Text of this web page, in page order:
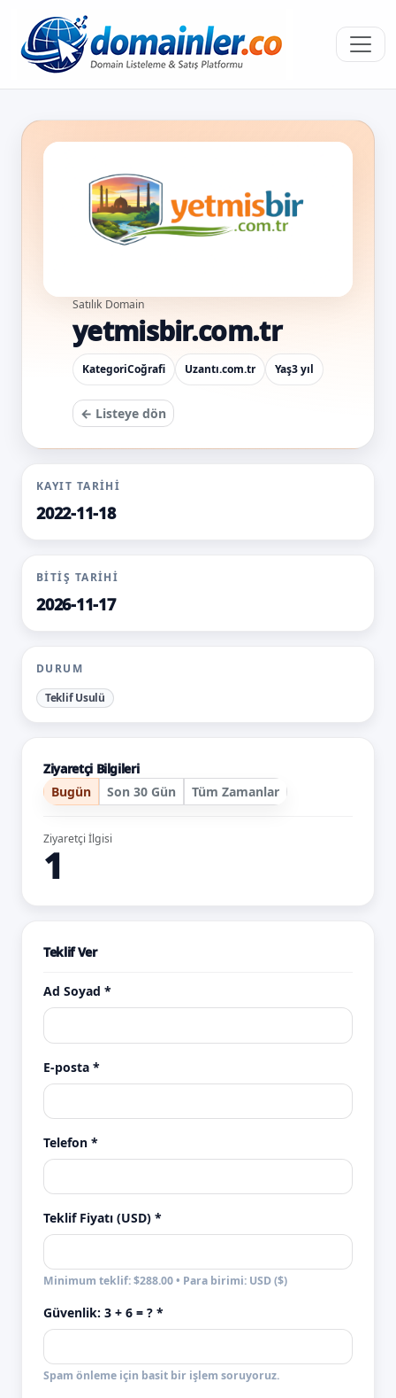
Satılık Domain
yetmisbir.com.tr
KategoriCoğrafi Uzantı.com.tr Yaş3 yıl
← Listeye dön
KAYIT TARIHI
2022-11-18
BITIŞ TARIHI
2026-11-17
DURUM
Teklif Usulü
Ziyaretçi Bilgileri
Bugün
Son 30 Gün Tüm Zamanlar
Ziyaretçi İlgisi
1
Teklif Ver
Ad Soyad *
E-posta *
Telefon *
Teklif Fiyatı (USD) *
Minimum teklif: $288.00 • Para birimi: USD ($)
Güvenlik: 3 + 6 = ? *
Spam önleme için basit bir işlem soruyoruz.